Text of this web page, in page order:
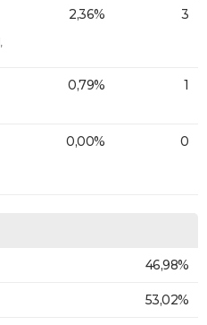
2,36% 3
0,79% 1
0,00% 0
46,98%
53,02%